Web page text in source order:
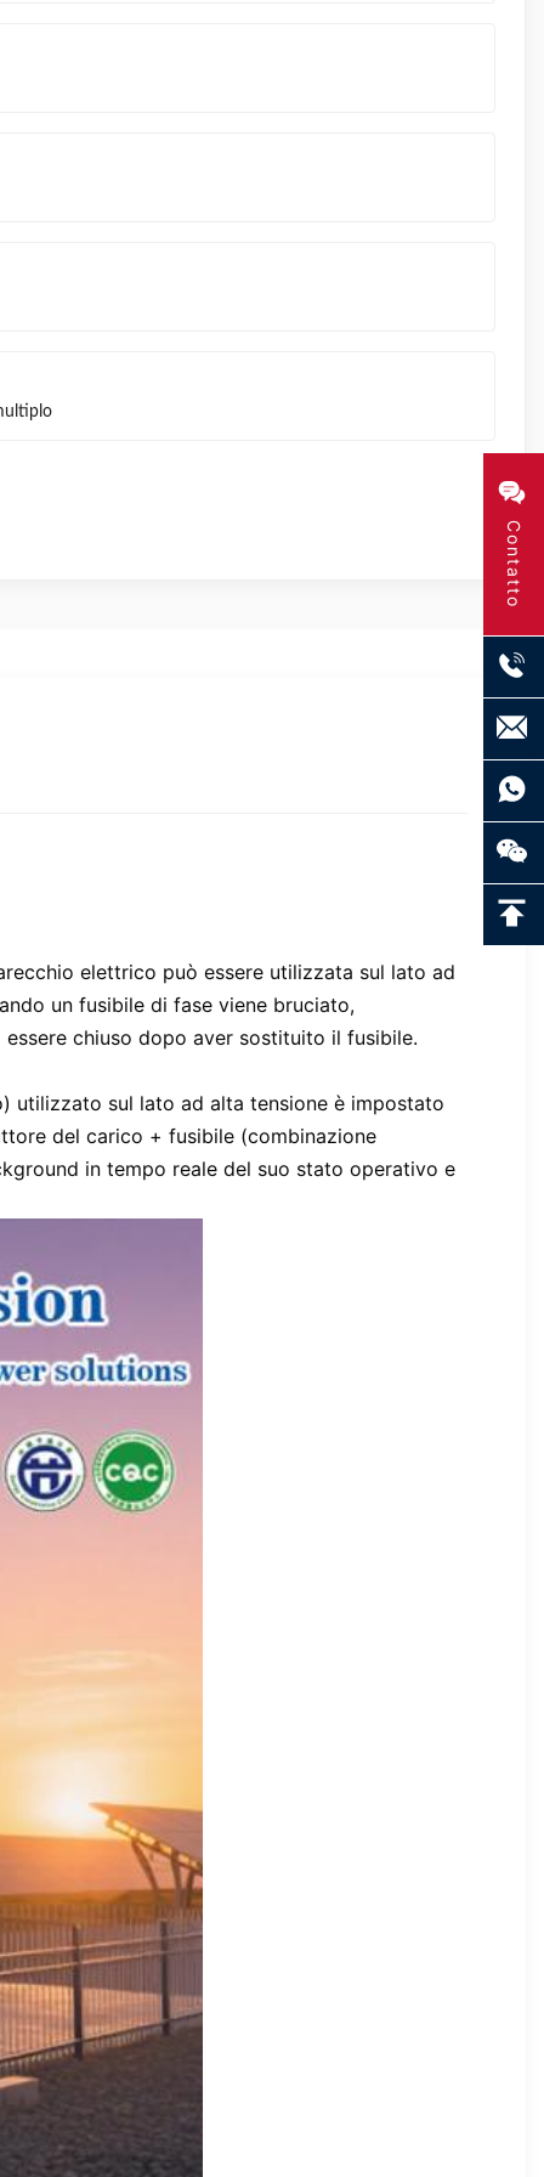
Contatto
elettrico può essere utilizzata sul lato ad
un fusibile di fase viene bruciato,
chiuso dopo aver sostituito il fusibile.
sul lato ad alta tensione è impostato
del carico + fusibile (combinazione
in tempo reale del suo stato operativo e